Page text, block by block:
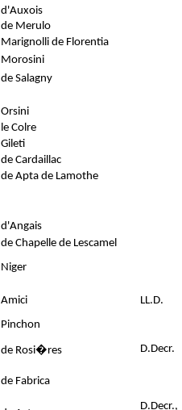
d'Auxois
de Merulo
Marignolli de Florentia
Morosini
de Salagny
Orsini
le Colre
Gileti
de Cardaillac
de Apta de Lamothe
d'Angais
de Chapelle de Lescamel
Niger
Amici
LL.D.
Pinchon
de Rosi�res D.Decr.
de Fabrica
D.Decr.,